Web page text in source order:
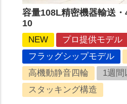
容量108L精密機器輸送
10
NEW プロ提供モデル
フラッグシップモデル
高機動静音四輪
1週間
スタッキング構造